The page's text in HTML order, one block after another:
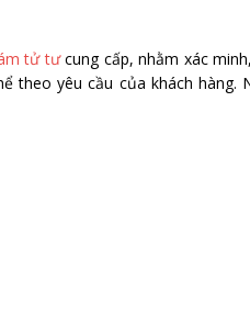
tử tưcung cấp, nhằm xác
theo yêu cầu của khách hàng.